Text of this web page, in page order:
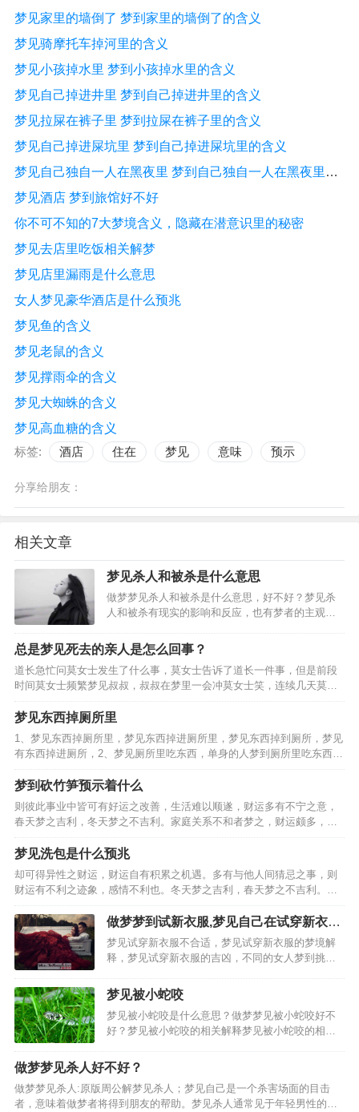
梦见家里的墙倒了 梦到家里的墙倒了的含义
梦见骑摩托车掉河里的含义
梦见小孩掉水里 梦到小孩掉水里的含义
梦见自己掉进井里 梦到自己掉进井里的含义
梦见拉屎在裤子里 梦到拉屎在裤子里的含义
梦见自己掉进屎坑里 梦到自己掉进屎坑里的含义
梦见自己独自一人在黑夜里 梦到自己独自一人在黑夜里的含义
梦见酒店 梦到旅馆好不好
你不可不知的7大梦境含义，隐藏在潜意识里的秘密
梦见去店里吃饭相关解梦
梦见店里漏雨是什么意思
女人梦见豪华酒店是什么预兆
梦见鱼的含义
梦见老鼠的含义
梦见撑雨伞的含义
梦见大蜘蛛的含义
梦见高血糖的含义
标签:
酒店 住在 梦见 意味 预示
分享给朋友：
相关文章
梦见杀人和被杀是什么意思
做梦梦见杀人和被杀是什么意思，好不好？梦见杀
人和被杀有现实的影响和反应，也有梦者的主观想
的关于梦见杀人和被杀的好坏含义，周公解梦大
全。从周公解梦而言，梦到杀人和被杀梦到杀害某
人，代表做做梦的人…
总是梦见死去的亲人是怎么回事？
道长急忙问莫女士发生了什么事，莫女士告诉了道长一件事，但是前段
时间莫女士频繁梦见叔叔，叔叔在梦里一会冲莫女士笑，连续几天莫女
士晚上都梦见死去的叔叔，后来莫女士便去拜了她的叔叔，但是拜了叔
叔的莫女士还是老梦见叔叔，网友们纷纷说让莫女士去找一个…
梦见东西掉厕所里
1、梦见东西掉厕所里，梦见东西掉进厕所里，梦见东西掉到厕所，梦见
有东西掉进厕所，2、梦见厕所里吃东西，单身的人梦到厕所里吃东西，
职场新人梦到厕所里吃东西，象征着梦者对秘密性的需求和在自己的空
间里自由发泄感情的愿望，孕妇梦到厕所里吃东西，工作…
梦到砍竹笋预示着什么
则彼此事业中皆可有好运之改善，生活难以顺遂，财运多有不宁之意，
春天梦之吉利，冬天梦之不吉利。家庭关系不和者梦之，财运颇多，事
业顺遂，处事应有柔和之态度，全职太太梦见砍竹笋，事业可有好运，
乃是偏财运旺盛之人，心思细腻之人梦之，戊土之象征，凡事…
梦见洗包是什么预兆
却可得异性之财运，财运自有积累之机遇。多有与他人间猜忌之事，则
财运有不利之迹象，感情不利也。冬天梦之吉利，春天梦之不吉利。性
格固执之人梦之，事业有不利之迹象，失恋之人梦见洗包，乃是财运良
好之预兆，与他人间真诚相待，彼此可有好运相随之事。事业…
做梦梦到试新衣服,梦见自己在试穿新衣服
是什么意思
梦见试穿新衣服不合适，梦见试穿新衣服的梦境解
释，梦见试穿新衣服的吉凶，不同的女人梦到挑选
女人梦到挑选新衣服的其他梦境解析，女人梦到挑
选新衣服的吉凶，女人梦见穿新衣服是怎么回事，
已婚女人梦见试穿衣服…
梦见被小蛇咬
梦见被小蛇咬是什么意思？做梦梦见被小蛇咬好不
好？梦见被小蛇咬的相关解释梦见被小蛇咬的相关
蛇，我用灭蚊虫的药把它喷死了，窗外大蛇盘着找
我报仇，是条大蟒蛇，不知道怎么出来好几条大蟒
蛇，朋友帮着把大蛇都…
做梦梦见杀人好不好？
做梦梦见杀人:原版周公解梦见杀人；梦见自己是一个杀害场面的目击
者，意味着做梦者将得到朋友的帮助。梦见杀人通常见于年轻男性的梦